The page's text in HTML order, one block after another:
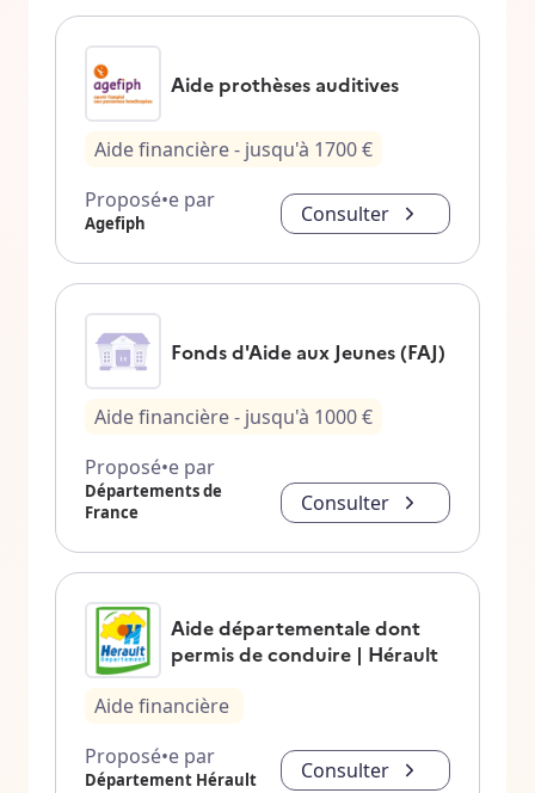
Aide prothèses auditives
Aide financière- jusqu'à 1700€
Proposé•e par
Agefiph Consulter
Fonds d'Aide aux Jeunes (FAJ)
Aide financière- jusqu'à 1000€
Proposé•e par
Départements de
France
Consulter
Aide départementale dont
permis de conduire | Hérault
Aide financière
Proposé•e par
Département Hérault Consulter